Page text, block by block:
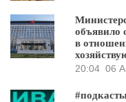
объявило
в
20:04 06